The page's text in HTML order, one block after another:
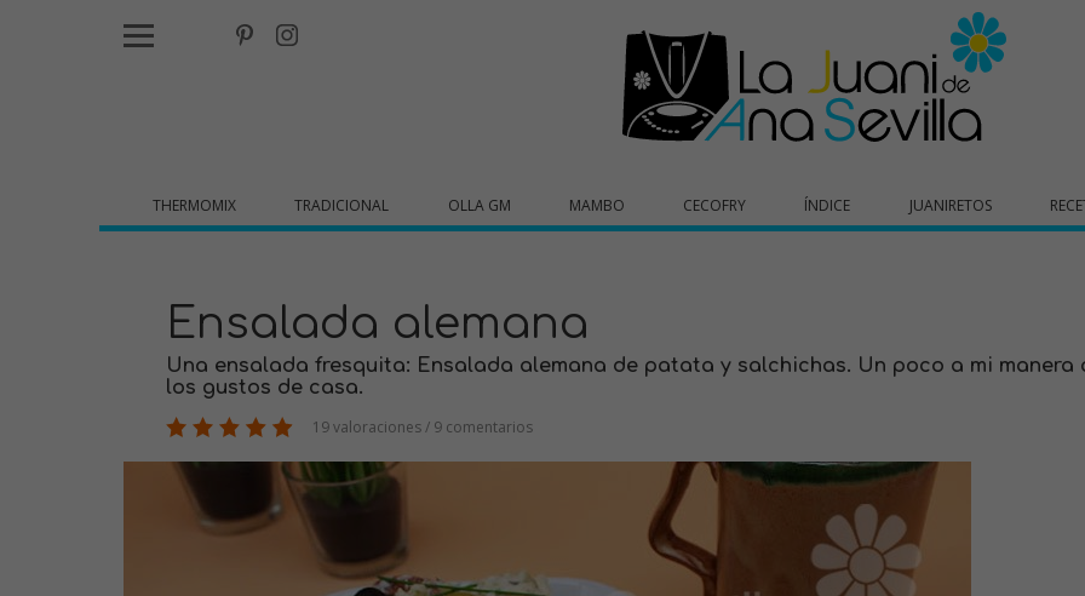
THERMOMIX TRADICIONAL OLLA GM MAMBO CECOFRY ÍNDICE JUANIRETOS
Ensalada alemana
Una ensalada fresquita: Ensalada alemana de patata y salchichas. Un poco a mi manera
los gustos de casa.
19 valoraciones / 9 comentarios